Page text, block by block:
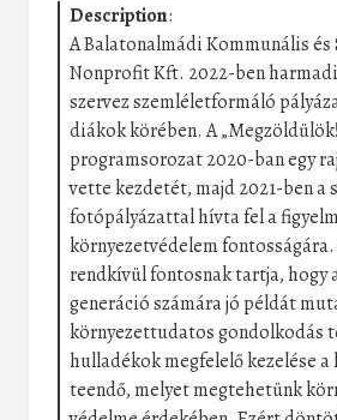
Description:
A Balatonalmádi Kommunális
Nonprofit Kft. 2022-ben
szervez szemléletformáló
diákok körében. A
programsorozat 2020-ban egy
vette kezdetét, majd 2021-ben a
fotópályázattal hívta fel a
környezetvédelem
rendkívül fontosnak tartja, hogy
generáció számára jó példát
környezettudatos gondolkodás
hulladékok megfelelő kezelése
teendő, melyet megtehetünk